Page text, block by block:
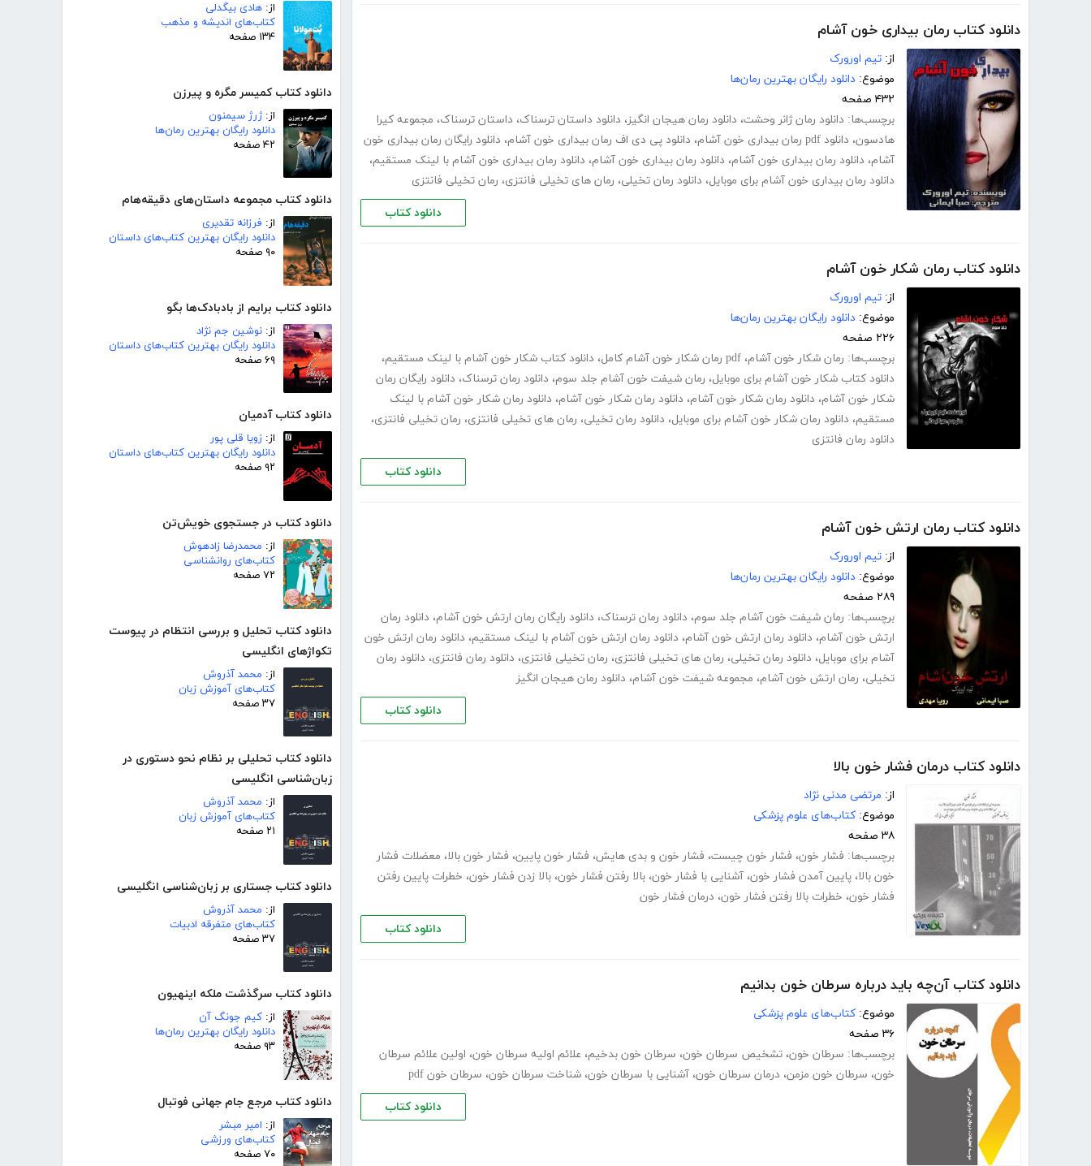
از: هادی بیگدلی
کتاب‌های اندیشه و مذهب
۱۳۴ صفحه
دانلود کتاب کمیسر مگره و پیرزن
از:ژرژ سیمنون
دانلود رایگان بهترین رمان‌ها
۴۲ صفحه
دانلود کتاب مجموعه داستان‌های دقیقه‌هام
از: فرزانه تقدیری
دانلود رایگان بهترین کتاب‌های داستان
۹۰ صفحه
دانلود کتاب برایم از بادبادک‌ها بگو
از: نوشین جم نژاد
دانلود رایگان بهترین کتاب‌های داستان
۶۹ صفحه
دانلود کتاب آدمیان
از: زویا قلی پور
دانلود رایگان بهترین کتاب‌های داستان
۹۲ صفحه
دانلود کتاب در جستجوی خویش‌تن
از: محمدرضا زادهوش
کتاب‌های روانشناسی
۷۲ صفحه
دانلود کتاب تحلیل و بررسی انتظام در پیوست
تکواژهای انگلیسی
از: محمد آذروش
کتاب‌های آموزش زبان
۳۷ صفحه
دانلود کتاب تحلیلی بر نظام نحو دستوری در
زبان‌شناسی انگلیسی
از: محمد آذروش
کتاب‌های آموزش زبان
۲۱ صفحه
دانلود کتاب جستاری بر زبان‌شناسی انگلیسی
از: محمد آذروش
کتاب‌های متفرقه ادبیات
۳۷ صفحه
دانلود کتاب سرگذشت ملکه اینهیون
از: کیم جونگ آن
دانلود رایگان بهترین رمان‌ها
۹۳ صفحه
دانلود کتاب مرجع جام جهانی فوتبال
از: امیر مبشر
کتاب‌های ورزشی
۷۰ صفحه
دانلود کتاب رمان بیداری خون آشام
از: تیم اورورک
موضوع: دانلود رایگان بهترین رمان‌ها
۴۳۲ صفحه
برچسب‌ها: دانلود رمان ژانر وحشت، دانلود رمان هیجان انگیز، دانلود داستان ترسناک، داستان ترسناک، مجموعه کیرا
هادسون، دانلود pdf رمان بیداری خون آشام ، دانلود پی دی اف رمان بیداری خون آشام، دانلود رایگان رمان بیداری خون
آشام، دانلود رمان بیداری خون آشام، دانلود رمان بیداری خون آشام، دانلود رمان بیداری خون آشام با لینک مستقیم،
دانلود رمان بیداری خون آشام برای موبایل، دانلود رمان تخیلی، رمان های تخیلی فانتزی، رمان تخیلی فانتزی
دانلود کتاب
دانلود کتاب رمان شکار خون آشام
از: تیم اورورک
موضوع: دانلود رایگان بهترین رمان‌ها
۲۲۶ صفحه
برچسب‌ها: رمان شکار خون آشام، pdf رمان شکار خون آشام کامل ، دانلود کتاب شکار خون آشام با لینک مستقیم،
دانلود کتاب شکار خون آشام برای موبایل، رمان شیفت خون آشام جلد سوم، دانلود رمان ترسناک، دانلود رایگان رمان
شکار خون آشام، دانلود رمان شکار خون آشام، دانلود رمان شکار خون آشام، دانلود رمان شکار خون آشام با لینک
مستقیم، دانلود رمان شکار خون آشام برای موبایل، دانلود رمان تخیلی، رمان های تخیلی فانتزی، رمان تخیلی فانتزی،
دانلود رمان فانتزی
دانلود کتاب
دانلود کتاب رمان ارتش خون آشام
از: تیم اورورک
موضوع: دانلود رایگان بهترین رمان‌ها
۲۸۹ صفحه
برچسب‌ها: رمان شیفت خون آشام جلد سوم، دانلود رمان ترسناک، دانلود رایگان رمان ارتش خون آشام، دانلود رمان
ارتش خون آشام، دانلود رمان ارتش خون آشام، دانلود رمان ارتش خون آشام با لینک مستقیم، دانلود رمان ارتش خون
آشام برای موبایل، دانلود رمان تخیلی، رمان های تخیلی فانتزی، رمان تخیلی فانتزی، دانلود رمان فانتزی، دانلود رمان
تخیلی، رمان ارتش خون آشام، مجموعه شیفت خون آشام، دانلود رمان هیجان انگیز
دانلود کتاب
دانلود کتاب درمان فشار خون بالا
از: مرتضی مدنی نژاد
موضوع: کتاب‌های علوم پزشکی
۳۸ صفحه
برچسب‌ها: فشار خون، فشار خون چیست، فشار خون و بدی هایش، فشار خون پایین، فشار خون بالا، معضلات فشار
خون بالا، پایین آمدن فشار خون، آشنایی با فشار خون، بالا رفتن فشار خون، بالا زدن فشار خون، خطرات پایین رفتن
فشار خون، خطرات بالا رفتن فشار خون، درمان فشار خون
دانلود کتاب
دانلود کتاب آن‌چه باید درباره سرطان خون بدانیم
موضوع: کتاب‌های علوم پزشکی
۳۶ صفحه
برچسب‌ها: سرطان خون، تشخیص سرطان خون، سرطان خون بدخیم، علائم اولیه سرطان خون، اولین علائم سرطان
خون، سرطان خون مزمن، درمان سرطان خون، آشنایی با سرطان خون، شناخت سرطان خون، سرطان خون pdf
دانلود کتاب